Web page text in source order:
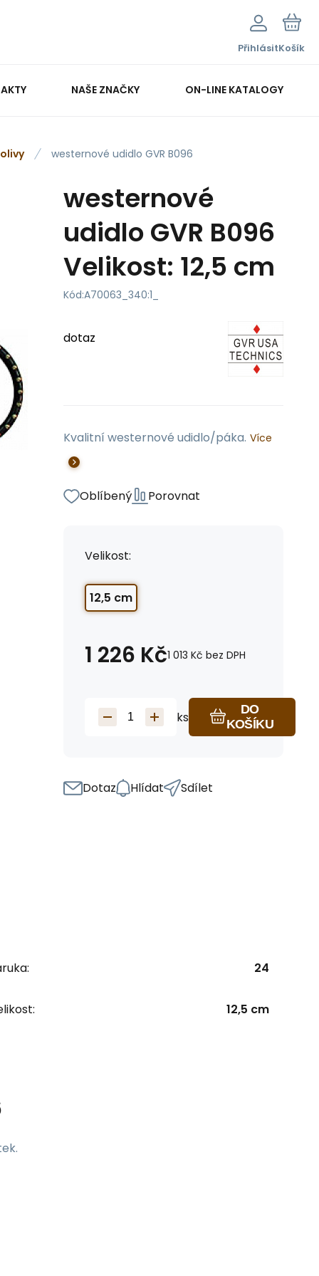
PřihlásitKošík
NAŠE ZNAČKY ON-LINE KATALOGY
olivy westernové udidlo GVR B096
westernové
udidlo GVR B096
Velikost: 12,5 cm
Kód:A70063_340:1_
dotaz
Kvalitní westernové udidlo/páka. Více
Oblíbený Porovnat
Velikost:
12,5 cm
1 226 Kč1 013 Kč bez DPH
ks
DO
KOŠÍKU
Dotaz Hlídat Sdílet
24
12,5 cm